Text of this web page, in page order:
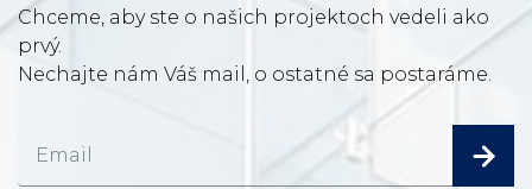
Chceme, aby ste o našich projektoch vedeli ako
prvý.
Nechajte nám Váš mail, o ostatné sa postaráme.